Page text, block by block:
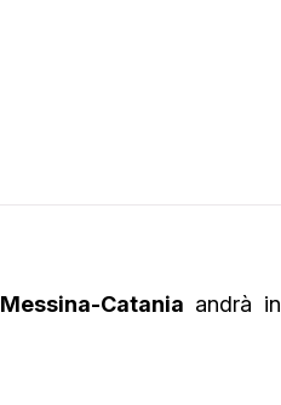
Messina-Catania andrà in